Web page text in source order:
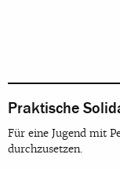
Praktische
Für eine Jugend mit
durchzusetzen.